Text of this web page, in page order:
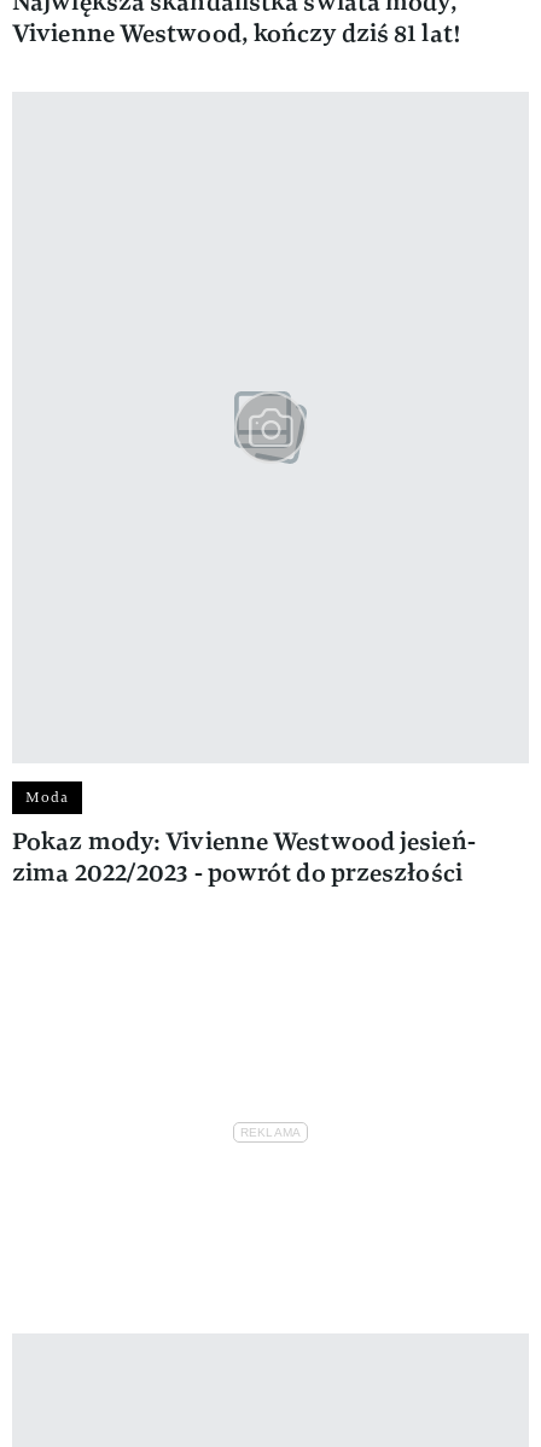
Vivienne Westwood, kończy dziś 81 lat!
Moda
Pokaz mody: Vivienne Westwood jesień-
zima 2022/2023 - powrót do przeszłości